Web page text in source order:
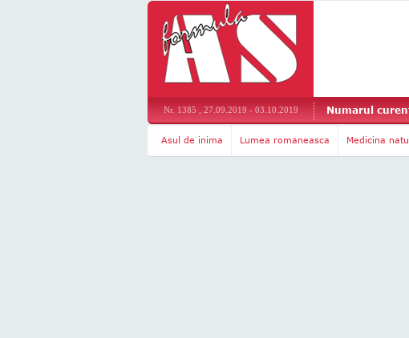
Nr. 1385 , 27.09.2019 - 03.10.2019 Numarul
Asul de inima Lumea romaneasca Medicina